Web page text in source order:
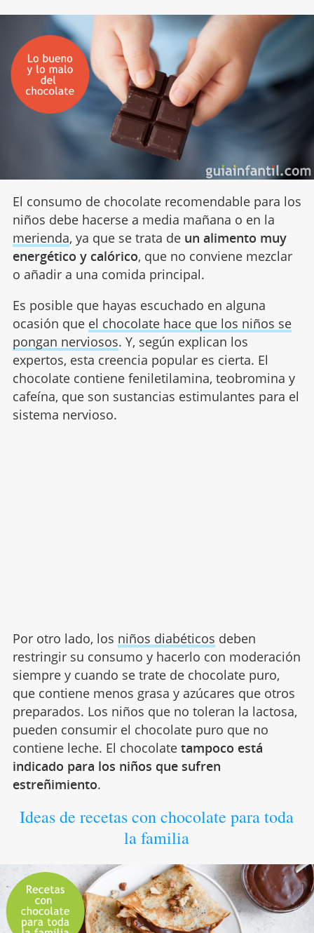
El consumo de chocolate recomendable para los
niños debe hacerse a media mañana o en la
merienda, ya que se trata deun alimento muy
energético y calórico, que no conviene mezclar
o añadir a una comida principal.
Es posible que hayas escuchado en alguna
ocasión que el chocolate hace que los niños se
pongan nerviosos. Y, según explican los
expertos, esta creencia popular es cierta. El
chocolate contiene feniletilamina, teobromina y
cafeína, que son sustancias estimulantes para el
sistema nervioso.
Por otro lado, los niños diabéticos deben
restringir su consumo y hacerlo con moderación
siempre y cuando se trate de chocolate puro,
que contiene menos grasa y azúcares que otros
preparados. Los niños que no toleran la lactosa,
pueden consumir el chocolate puro que no
contiene leche. El chocolate tampoco está
indicado para los niños que sufren
estreñimiento.
Ideas de recetas con chocolate para toda
la familia